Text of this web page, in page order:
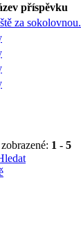
příspěvku
za sokolovnou.
zobrazené: 1 - 5